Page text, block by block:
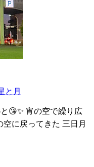
と月
と😘✨ 宵の空で繰り広
に戻ってきた 三日月